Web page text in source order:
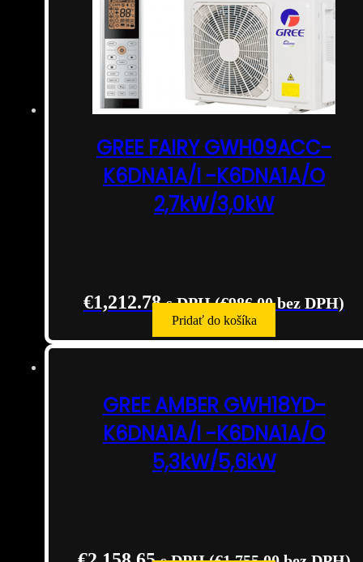
GREE FAIRY GWH09ACC-
K6DNA1A/I -K6DNA1A/O
2,7kW/3,0kW
€1,212.78 s DPH (€986.00bez DPH)
Pridať do košíka
GREE AMBER GWH18YD-
K6DNA1A/I -K6DNA1A/O
5,3kW/5,6kW